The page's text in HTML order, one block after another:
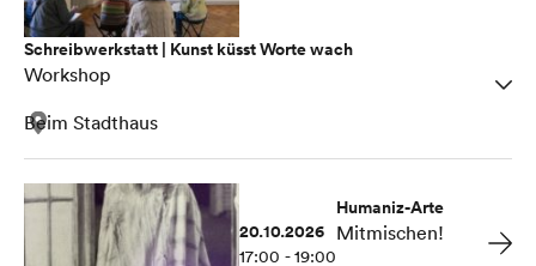
Schreibwerkstatt | Kunst küsst Worte wach
Workshop
Beim Stadthaus
20.10.2026
17:00 - 19:00
Humaniz-Arte
Mitmischen!